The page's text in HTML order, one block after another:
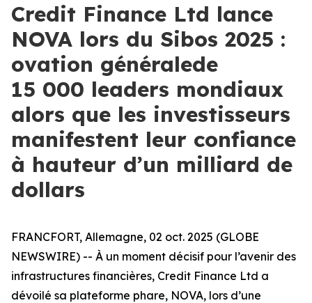
Credit Finance Ltd lance
NOVA lors du Sibos 2025 :
ovation généralede
15 000 leaders mondiaux
alors que les investisseurs
manifestent leur confiance
à hauteur d’un milliard de
dollars
FRANCFORT, Allemagne, 02 oct. 2025 (GLOBE
NEWSWIRE) -- À un moment décisif pour l’avenir des
infrastructures financières, Credit Finance Ltd a
dévoilé sa plateforme phare, NOVA, lors d’une